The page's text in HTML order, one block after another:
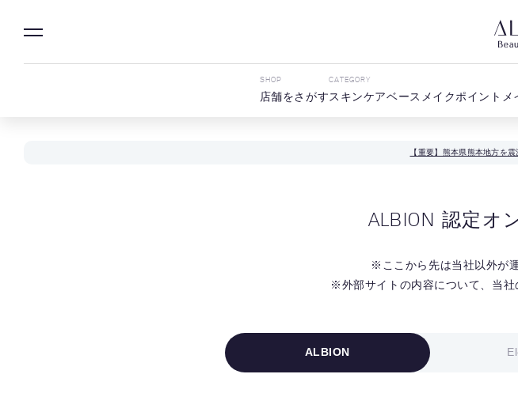
SHOP
店舗をさがす
CATEGORY
スキンケアベースメイクポイントメ
【重要】熊本県熊本地方を
ALBION 認定オ
※ここから先は当社以外が
※外部サイトの内容について、当社
ALBION